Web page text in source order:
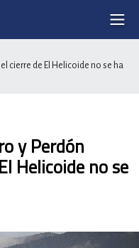
cierre de El Helicoide no se ha
y Perdón
Helicoide no se